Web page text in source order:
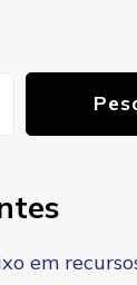
em